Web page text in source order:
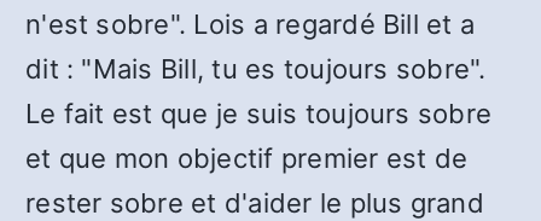
n'est sobre". Lois a regardé Bill et a
dit : "Mais Bill, tu es toujours sobre".
Le fait est que je suis toujours sobre
et que mon objectif premier est de
rester sobre et d'aider le plus grand